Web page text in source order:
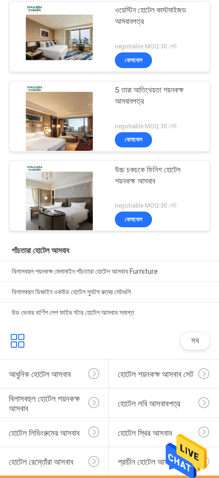
ওয়েস্টিন হোটেল কাস্টমাইজড
আসবাবপত্র
negotiable MOQ:30 সেট
যোগাযোগ
5 তারা আতিথেয়তা শয়নকক্ষ
আসবাবপত্র
negotiable MOQ:30 সেট
যোগাযোগ
উচ্চ চকচকে ফিনিশ হোটেল
শয়নকক্ষ আসবাব
negotiable MOQ:30 সেট
যোগাযোগ
পাঁচতারা হোটেল আসবাব
বিলাসবহুল শয়নকক্ষ মেলামাইন পাঁচতারা হোটেল আসবাব Furniture
বিলাসবহুল ডিজাইন ওকউড হোটেল স্যুটস রুমের সেটগুলি
উড ভেনার বার্ণিশ লেপ ফাইভ স্টার হোটেল আসবাব সমাপ্ত
সব
আধুনিক হোটেল আসবাব হোটেল শয়নকক্ষ আসবাব সেট
বিলাসবহুল হোটেল শয়নকক্ষ
আসবাব
হোটেল লবি আসবাবপত্র
হোটেল লিভিংরুমের আসবাব হোটেল স্থির আসবাব
হোটেল রেস্তোঁরা আসবাব প্রাচীন হোটেল আসবাব